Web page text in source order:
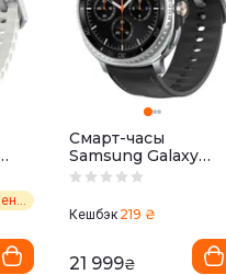
Наличие уточняет менеджер
Смарт-часы
Samsung Galaxy
Watch8 Classic eSIM
Кешбэк 219 ₴
21 999₴